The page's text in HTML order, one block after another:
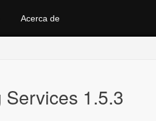
Acerca de
1.5.3